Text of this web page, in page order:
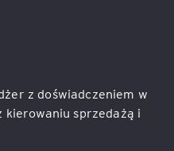
z doświadczeniem w
kierowaniu sprzedażą i